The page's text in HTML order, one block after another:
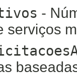
-
serviços